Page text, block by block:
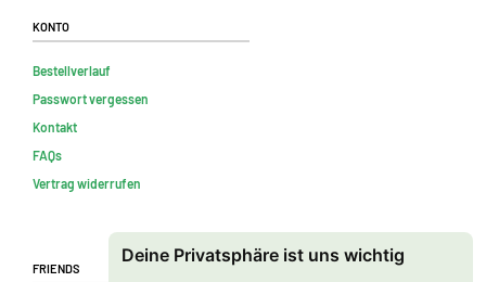
Deine Privatsphäre ist uns wichtig
Konto
Bestellverlauf
Passwort vergessen
Kontakt
FAQs
Vertrag widerrufen
Friends